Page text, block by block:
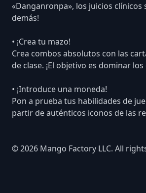
«Danganronpa», los juicios clínicos
demás!
• ¡Crea tu mazo!
Crea combos absolutos con las
de clase. ¡El objetivo es dominar
• ¡Introduce una moneda!
Pon a prueba tus habilidades de
partir de auténticos iconos de las
© 2026 Mango Factory LLC. All